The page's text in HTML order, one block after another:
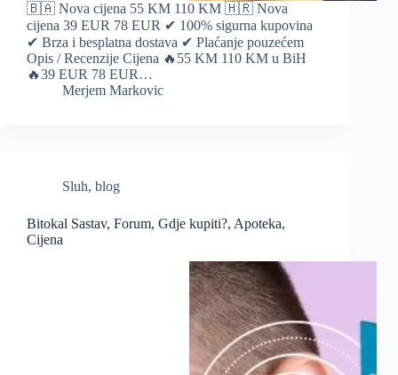
🇧🇦 Nova cijena 55 KM 110 KM 🇭🇷 Nova
cijena 39 EUR 78 EUR ✔ 100% sigurna kupovina
✔ Brza i besplatna dostava ✔ Plaćanje pouzećem
Opis / Recenzije Cijena 🔥55 KM 110 KM u BiH
🔥39 EUR 78 EUR…
Merjem Markovic
Sluh, blog
Bitokal Sastav, Forum, Gdje kupiti?, Apoteka,
Cijena